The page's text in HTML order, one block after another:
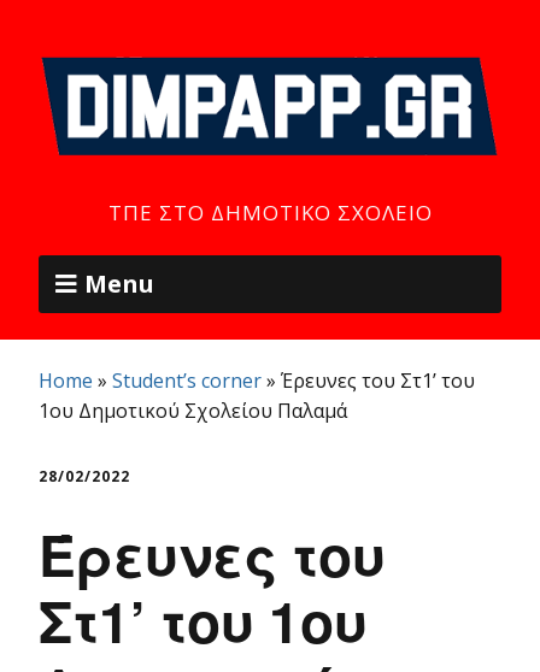
ΤΠΕ ΣΤΟ ΔΗΜΟΤΙΚΌ ΣΧΟΛΕΊΟ
Menu
Home » Student’s corner» Έρευνες του Στ1’ του
1ου Δημοτικού Σχολείου Παλαμά
28/02/2022
Έρευνες του
Στ1’ του 1ου